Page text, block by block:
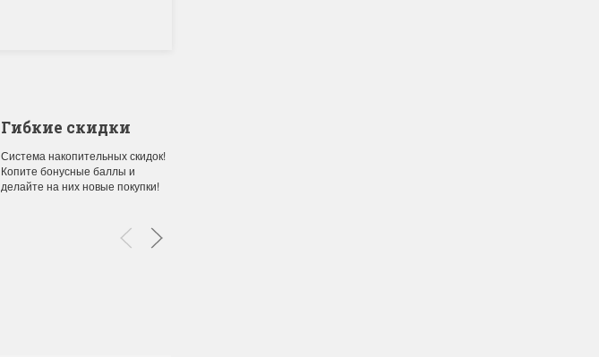
Поступление новинок
любимых "Чудесной иглы" и "Жар-Птицы"....
Гибкие скидки
Система накопительных скидок!
Копите бонусные баллы и
делайте на них новые покупки!